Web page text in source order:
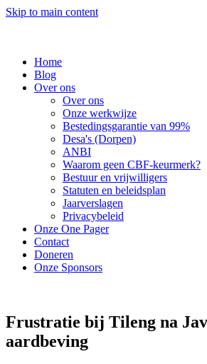
Skip to main content
Home
Blog
Over ons
Over ons
Onze werkwijze
Bestedingsgarantie van 99%
Desa's (Dorpen)
ANBI
Waarom geen CBF-keurmerk?
Bestuur en vrijwilligers
Statuten en beleidsplan
Jaarverslagen
Privacybeleid
Onze One Pager
Contact
Doneren
Onze Sponsors
Frustratie bij Tileng na
aardbeving